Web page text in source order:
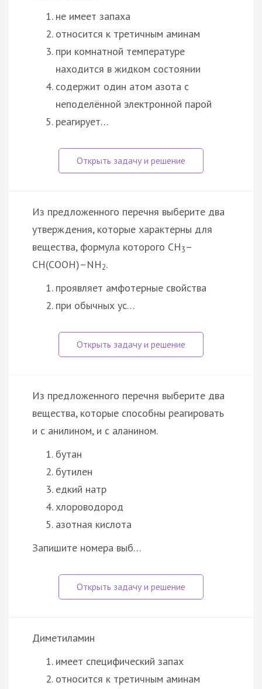
не имеет запаха
относится к третичным аминам
при комнатной температуре
находится в жидком состоянии
содержит один атом азота с
неподелённой электронной парой
реагирует…
Из предложенного перечня выберите два
утверждения, которые характерны для
вещества, формула которого CH3–
CH(COOH)–NH2.
проявляет амфотерные свойства
при обычных ус…
Из предложенного перечня выберите два
вещества, которые способны реагировать
и с анилином, и с аланином.
бутан
бутилен
едкий натр
хлороводород
азотная кислота
Запишите номера выб…
Диметиламин
имеет специфический запах
относится к третичным аминам